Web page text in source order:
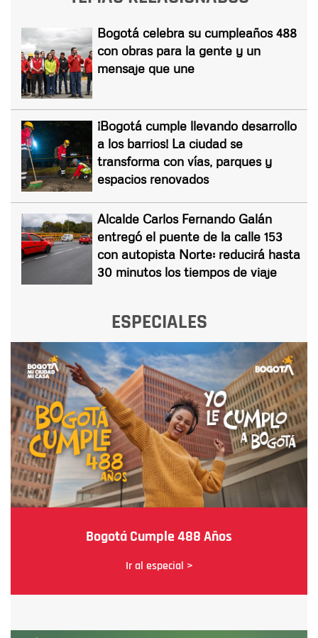
Bogotá celebra su cumpleaños 488
con obras para la gente y un
mensaje que une
¡Bogotá cumple llevando desarrollo
a los barrios! La ciudad se
transforma con vías, parques y
espacios renovados
Alcalde Carlos Fernando Galán
entregó el puente de la calle 153
con autopista Norte: reducirá hasta
30 minutos los tiempos de viaje
ESPECIALES
Bogotá Cumple 488 Años
Ir al especial >